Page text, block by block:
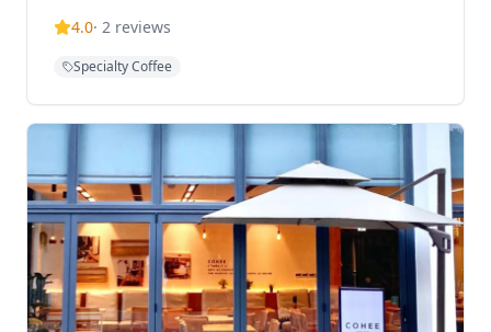
已擴展至多個地點，包括在上環的第二家分店，展現了其
啡，還是與朋友共度悠閒時光，29 Coffee都能提供完美
獨自享受咖啡時光，讓客人在舒適的環境中享受優質的咖
4.0· 2 reviews
Specialty Coffee